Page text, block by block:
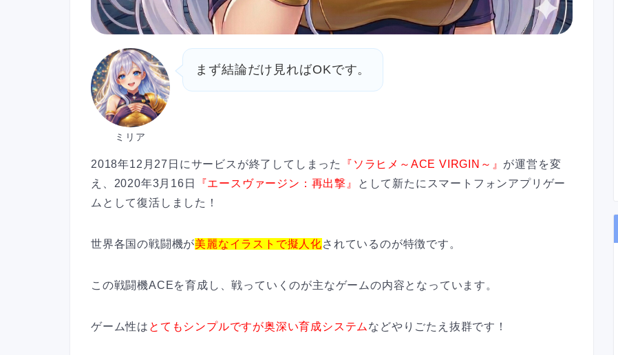
ミリア
まず結論だけ見ればOKです。
2018年12月27日にサービスが終了してしまった 『ソラヒメ～ACE VIRGIN～』 が運営を変
え、2020年3月16日
『エースヴァージン：再出撃』
として新たにスマートフォンアプリゲー
ムとして復活しました！
世界各国の戦闘機が美麗なイラストで擬人化されているのが特徴です。
この戦闘機ACEを育成し、戦っていくのが主なゲームの内容となっています。
ゲーム性は とてもシンプルですが奥深い育成システム などやりごたえ抜群です！